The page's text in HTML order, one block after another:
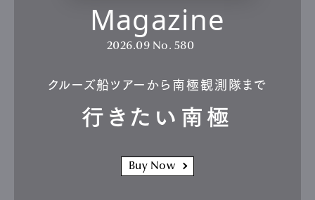
Magazine
2026.09 No. 580
クルーズ船ツアーから南極観測隊まで
行きたい南極
Buy Now